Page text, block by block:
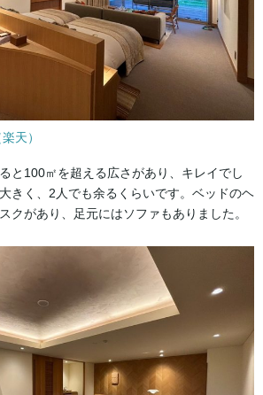
天）
と100㎡を超える広さがあり、キレイでし
きく、2人でも余るくらいです。ベッドのヘ
クがあり、足元にはソファもありました。